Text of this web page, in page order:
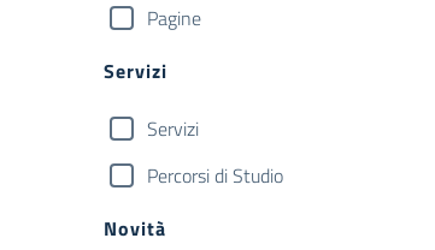
Pagine
Servizi
Servizi
Percorsi di Studio
Novità